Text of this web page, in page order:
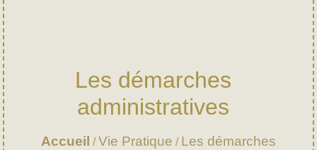
Les démarches
administratives
Accueil /Vie Pratique / Les démarches